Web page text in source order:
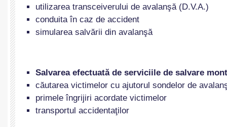
utilizarea transceiverului de avalanşă (D.V.A.)
conduita în caz de accident
simularea salvării din avalanşă
Salvarea efectuată de serviciile de salvare
căutarea victimelor cu ajutorul sondelor de
primele îngrijiri acordate victimelor
transportul accidentaţilor